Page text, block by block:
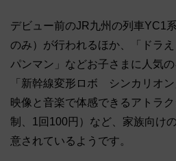
デビュー前のJR九州の列車YC1
のみ）が行われるほか、「ドラ
パンマン」などお子さまに人気の
「新幹線変形ロボ シンカリオ
映像と音楽で体感できるアトラ
制、1回100円）など、家族向け
意されているようです。